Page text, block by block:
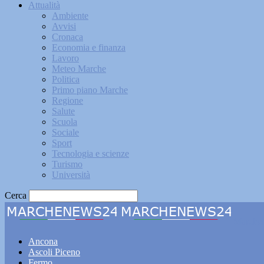
Attualità
Ambiente
Avvisi
Cronaca
Economia e finanza
Lavoro
Meteo Marche
Politica
Primo piano Marche
Regione
Salute
Scuola
Sociale
Sport
Tecnologia e scienze
Turismo
Università
Cerca
Ancona
Ascoli Piceno